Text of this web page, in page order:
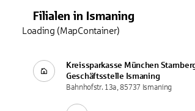
Filialen in Ismaning
Kreissparkasse München
Geschäftsstelle Ismaning
Bahnhofstr. 13a, 85737 Ismaning
Loading (MapContainer)